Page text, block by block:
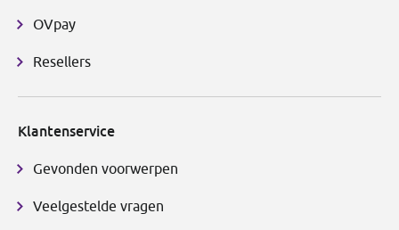
OVpay
Resellers
Klantenservice
Gevonden voorwerpen
Veelgestelde vragen